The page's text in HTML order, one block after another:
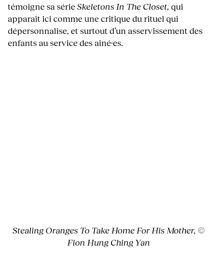
témoigne sa sérieSkeletons In The Closet, qui
apparaît ici comme une critique du rituel qui
dépersonnalise, et surtout d’un asservissement des
enfants au service des aîné·es.
Stealing Oranges To Take Home For His Mother, ©
Fion Hung Ching Yan